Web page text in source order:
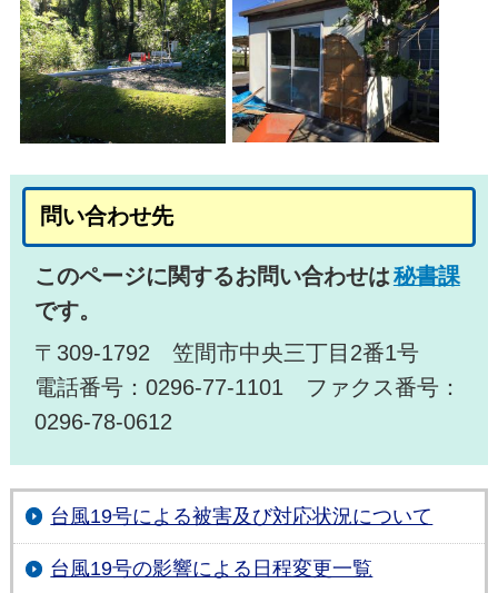
問い合わせ先
このページに関するお問い合わせは秘書課
です。
〒309-1792 笠間市中央三丁目2番1号
電話番号：0296-77-1101 ファクス番号：
0296-78-0612
台風19号による被害及び対応状況について
台風19号の影響による日程変更一覧